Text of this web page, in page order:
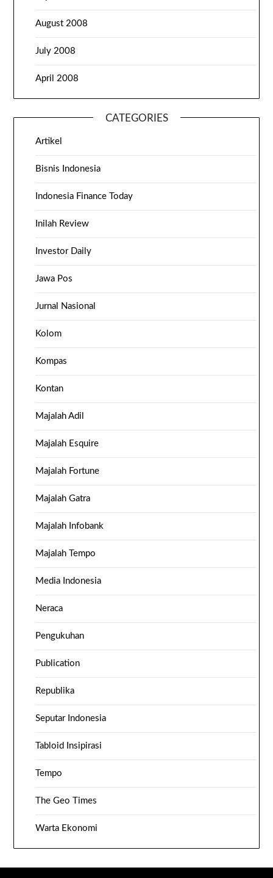
August 2008
July 2008
April 2008
CATEGORIES
Artikel
Bisnis Indonesia
Indonesia Finance Today
Inilah Review
Investor Daily
Jawa Pos
Jurnal Nasional
Kolom
Kompas
Kontan
Majalah Adil
Majalah Esquire
Majalah Fortune
Majalah Gatra
Majalah Infobank
Majalah Tempo
Media Indonesia
Neraca
Pengukuhan
Publication
Republika
Seputar Indonesia
Tabloid Insipirasi
Tempo
The Geo Times
Warta Ekonomi